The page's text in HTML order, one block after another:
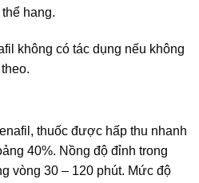
hang.
không có tác dụng nếu không
thuốc được hấp thu nhanh
40%. Nồng độ đỉnh trong
vòng 30 – 120 phút. Mức độ